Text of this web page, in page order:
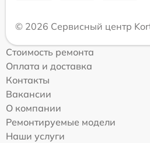
© 2026 Сервисный центр
Стоимость ремонта
Оплата и доставка
Контакты
Вакансии
О компании
Ремонтируемые модели
Наши услуги